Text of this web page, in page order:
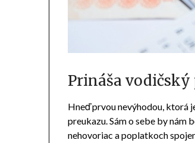
Prináša vodičský
Hneď prvou nevýhodou, ktorá
preukazu. Sám o sebe by nám
nehovoriac a poplatkoch